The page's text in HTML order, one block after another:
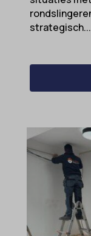
strategisch...